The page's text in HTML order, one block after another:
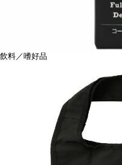
飲料／嗜好品